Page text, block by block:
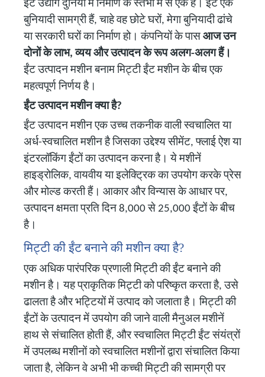
ईंट उद्योग दुनिया में निर्माण के स्तंभों में से एक है। ईंटें एक
बुनियादी सामग्री हैं, चाहे वह छोटे घरों, मेगा बुनियादी ढांचे
या सरकारी घरों का निर्माण हो। कंपनियों के पास आज उन
दोनों के लाभ, व्यय और उत्पादन के रूप अलग-अलग हैं।
ईंट उत्पादन मशीन बनाम मिट्टी ईंट मशीन के बीच एक
महत्वपूर्ण निर्णय है।
ईंट उत्पादन मशीन क्या है?
ईंट उत्पादन मशीन एक उच्च तकनीक वाली स्वचालित या
अर्ध-स्वचालित मशीन है जिसका उद्देश्य सीमेंट, फ्लाई ऐश या
इंटरलॉकिंग ईंटों का उत्पादन करना है। ये मशीनें
हाइड्रोलिक, वायवीय या इलेक्ट्रिक का उपयोग करके प्रेस
और मोल्ड करती हैं। आकार और विन्यास के आधार पर,
उत्पादन क्षमता प्रति दिन 8,000 से 25,000 ईंटों के बीच
है।
मिट्टी की ईंट बनाने की मशीन क्या है?
एक अधिक पारंपरिक प्रणाली मिट्टी की ईंट बनाने की
मशीन है। यह प्राकृतिक मिट्टी को परिष्कृत करता है, उसे
ढालता है और भट्टियों में उत्पाद को जलाता है। मिट्टी की
ईंटों के उत्पादन में उपयोग की जाने वाली मैनुअल मशीनें
हाथ से संचालित होती हैं, और स्वचालित मिट्टी ईंट संयंत्रों
में उपलब्ध मशीनों को स्वचालित मशीनों द्वारा संचालित किया
जाता है, लेकिन वे अभी भी कच्ची मिट्टी की सामग्री पर